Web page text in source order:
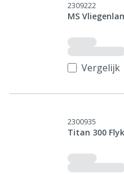
2309222
MS
Vergelijk
2300935
Titan 300